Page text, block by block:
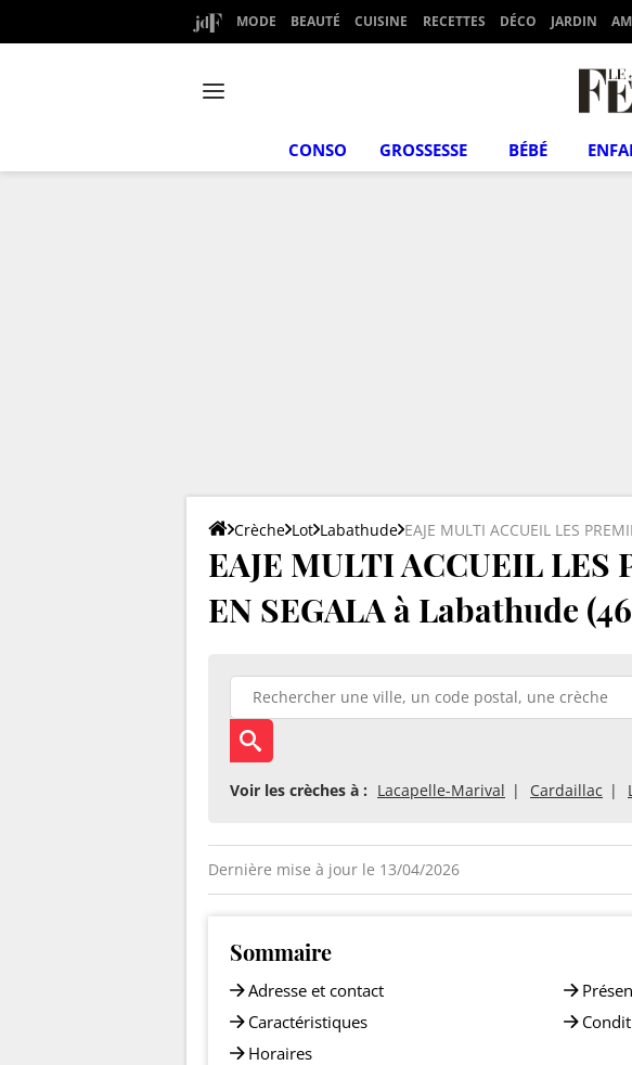
MODE BEAUTÉ CUISINE RECETTES DÉCO JARDIN
CONSO GROSSESSE BÉBÉ
Crèche Lot Labathude EAJE MULTI ACCUEIL LES
EAJE MULTI ACCUEIL LES
EN SEGALA à Labathude
Voir les crèches à : Lacapelle-Marival Cardaillac
Dernière mise à jour le 13/04/2026
Sommaire
Adresse et contact
Caractéristiques
Horaires